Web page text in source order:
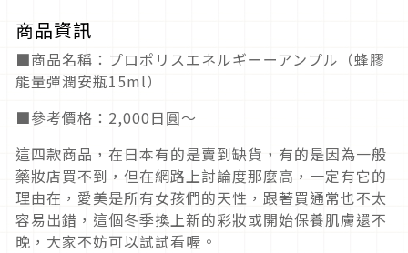
商品資訊
■商品名稱：プロポリスエネルギーーアンプル（蜂膠
能量彈潤安瓶15ml）
■參考價格：2,000日圓～
這四款商品，在日本有的是賣到缺貨，有的是因為一般
藥妝店買不到，但在網路上討論度那麼高，一定有它的
理由在，愛美是所有女孩們的天性，跟著買通常也不太
容易出錯，這個冬季換上新的彩妝或開始保養肌膚還不
晚，大家不妨可以試試看喔。